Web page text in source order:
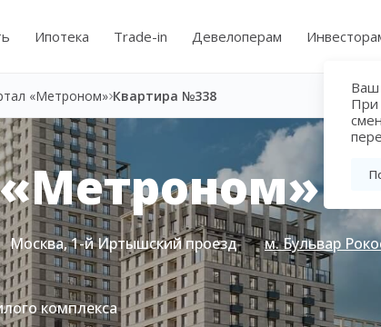
Ипотека Trade-in Девелоперам
Ваш
При
«Метроном» Квартира №338
Москва, 1-й Иртышский проезд м. Бульвар
комплекса